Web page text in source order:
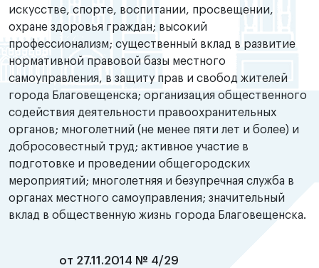
искусстве, спорте, воспитании, просвещении,
охране здоровья граждан; высокий
профессионализм; существенный вклад в развитие
нормативной правовой базы местного
самоуправления, в защиту прав и свобод жителей
города Благовещенска; организация общественного
содействия деятельности правоохранительных
органов; многолетний (не менее пяти лет и более) и
добросовестный труд; активное участие в
подготовке и проведении общегородских
мероприятий; многолетняя и безупречная служба в
органах местного самоуправления; значительный
вклад в общественную жизнь города Благовещенска.
от 27.11.2014 № 4/29